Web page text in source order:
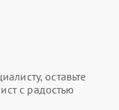
оставьте
с радостью